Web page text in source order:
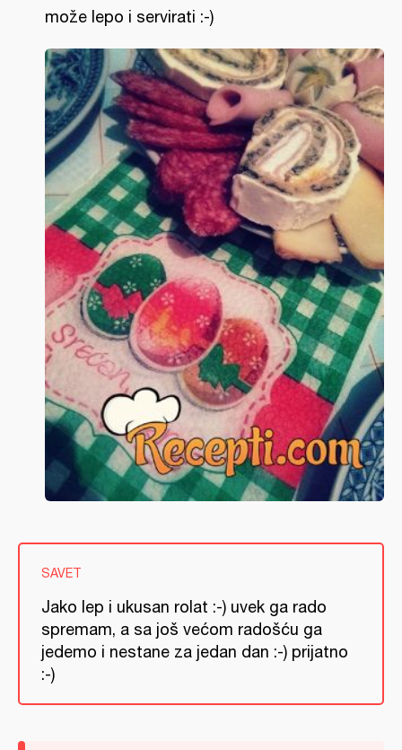
može lepo i servirati :-)
SAVET
Jako lep i ukusan rolat :-) uvek ga rado
spremam, a sa još većom radošću ga
jedemo i nestane za jedan dan :-) prijatno
:-)